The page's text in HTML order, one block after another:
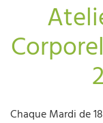
Chaque Mardi de